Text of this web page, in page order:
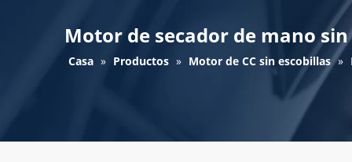
Motor de secador de mano
Casa » Productos » Motor de CC sin escobillas »